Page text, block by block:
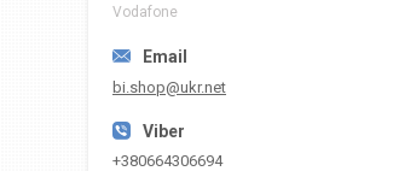
Vodafone
bi.shop@ukr.net
+380664306694